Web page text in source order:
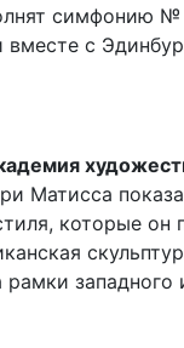
симфонию №
вместе с
Матисса
которые
западного